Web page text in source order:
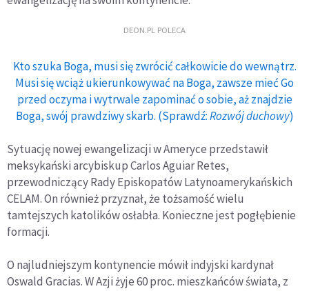
DEON.PL POLECA
Kto szuka Boga, musi się zwrócić całkowicie do wewnątrz.
Musi się wciąż ukierunkowywać na Boga, zawsze mieć Go
przed oczyma i wytrwale zapominać o sobie, aż znajdzie
Boga, swój prawdziwy skarb. (Sprawdź:Rozwój duchowy)
Sytuację nowej ewangelizacji w Ameryce przedstawił
meksykański arcybiskup Carlos Aguiar Retes,
przewodniczący Rady Episkopatów Latynoamerykańskich
CELAM. On również przyznał, że tożsamość wielu
tamtejszych katolików osłabła. Konieczne jest pogłębienie
formacji.
O najludniejszym kontynencie mówił indyjski kardynał
Oswald Gracias. W Azji żyje 60 proc. mieszkańców świata, z